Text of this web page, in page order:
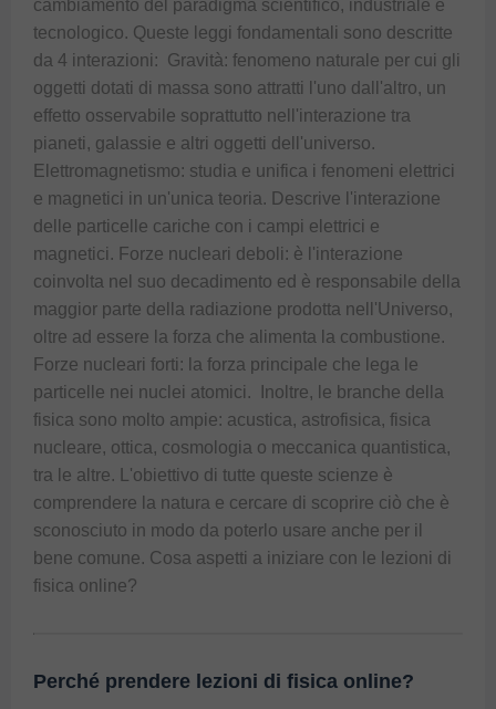
cambiamento del paradigma scientifico, industriale e
tecnologico. Queste leggi fondamentali sono descritte
da 4 interazioni:  Gravità: fenomeno naturale per cui gli
oggetti dotati di massa sono attratti l'uno dall'altro, un
effetto osservabile soprattutto nell'interazione tra
pianeti, galassie e altri oggetti dell'universo.
Elettromagnetismo: studia e unifica i fenomeni elettrici
e magnetici in un'unica teoria. Descrive l'interazione
delle particelle cariche con i campi elettrici e
magnetici. Forze nucleari deboli: è l'interazione
coinvolta nel suo decadimento ed è responsabile della
maggior parte della radiazione prodotta nell'Universo,
oltre ad essere la forza che alimenta la combustione.
Forze nucleari forti: la forza principale che lega le
particelle nei nuclei atomici.  Inoltre, le branche della
fisica sono molto ampie: acustica, astrofisica, fisica
nucleare, ottica, cosmologia o meccanica quantistica,
tra le altre. L'obiettivo di tutte queste scienze è
comprendere la natura e cercare di scoprire ciò che è
sconosciuto in modo da poterlo usare anche per il
bene comune. Cosa aspetti a iniziare con le lezioni di
fisica online?
Perché prendere lezioni di fisica online?